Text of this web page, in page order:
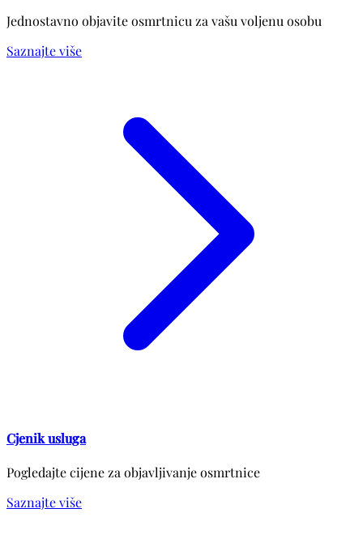
Jednostavno objavite osmrtnicu za vašu voljenu osobu
Saznajte više
Cjenik usluga
Pogledajte cijene za objavljivanje osmrtnice
Saznajte više